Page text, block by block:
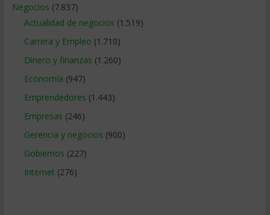
Negocios (7.837)
Actualidad de negocios (1.519)
Carrera y Empleo (1.710)
Dinero y finanzas (1.260)
Economía (947)
Emprendedores (1.443)
Empresas (246)
Gerencia y negocios (900)
Gobiernos (227)
Internet (276)